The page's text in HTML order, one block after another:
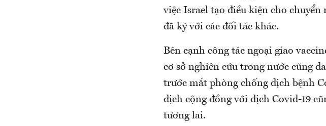
việc Israel tạo điều kiện cho
đã ký với các đối tác khác.
Bên cạnh công tác ngoại giao
cơ sở nghiên cứu trong nước cũng
trước mắt phòng chống dịch bệnh
dịch cộng đồng với dịch Covid-19
tương lai.